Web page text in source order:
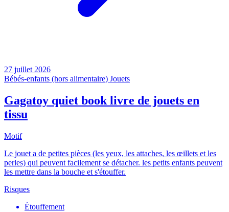
27 juillet 2026
Bébés-enfants (hors alimentaire) Jouets
Gagatoy quiet book livre de jouets en
tissu
Motif
Le jouet a de petites pièces (les yeux, les attaches, les œillets et les
perles) qui peuvent facilement se détacher. les petits enfants peuvent
les mettre dans la bouche et s'étouffer.
Risques
Étouffement